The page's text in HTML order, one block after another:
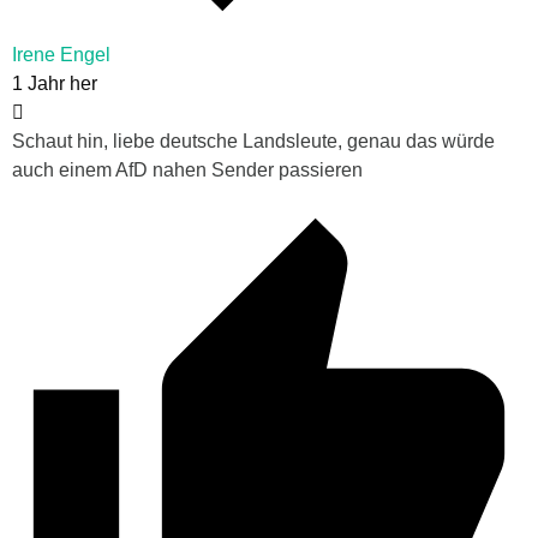
Irene Engel
1 Jahr her
Schaut hin, liebe deutsche Landsleute, genau das würde
auch einem AfD nahen Sender passieren